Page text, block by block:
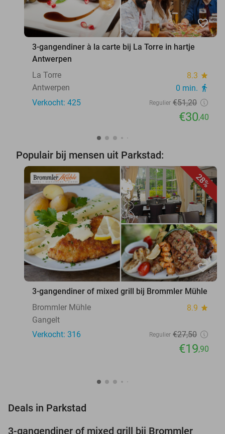
favorite_border
3-gangendiner à la carte bij La Torre in hartje
Antwerpen
La Torre
8.3 star
Antwerpen 0 min. directions_walk
Verkocht: 425 Regulier €51,20
€30,40
Populair bij mensen uit Parkstad:
28%
favorite_border
3-gangendiner of mixed grill bij Brommler Mühle
Brommler Mühle
8.9 star
Gangelt
Verkocht: 316
Regulier €27,50
€19,90
Deals in Parkstad
3-gangendiner of mixed grill bij Brommler